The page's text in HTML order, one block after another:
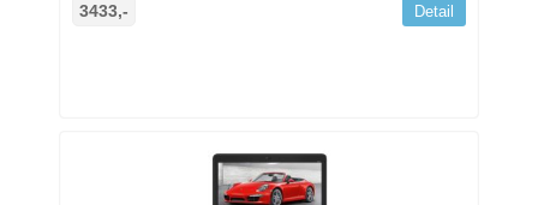
3433,- Detail